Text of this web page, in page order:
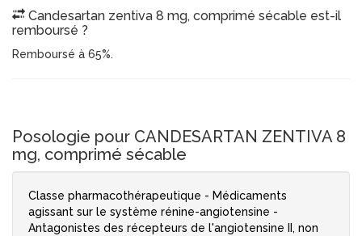
Candesartan zentiva 8 mg, comprimé sécable est-il
remboursé ?
Remboursé à 65%.
Posologie pour CANDESARTAN ZENTIVA 8
mg, comprimé sécable
Classe pharmacothérapeutique - Médicaments
agissant sur le système rénine-angiotensine -
Antagonistes des récepteurs de l'angiotensine II, non